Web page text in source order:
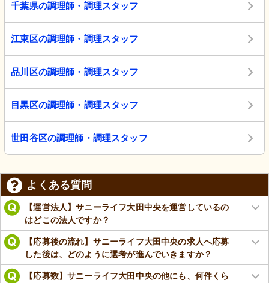
千葉県の調理師・調理スタッフ
江東区の調理師・調理スタッフ
品川区の調理師・調理スタッフ
目黒区の調理師・調理スタッフ
世田谷区の調理師・調理スタッフ
よくある質問
【運営法人】サニーライフ大田中央を運営しているの
はどこの法人ですか？
【応募後の流れ】サニーライフ大田中央の求人へ応募
した後は、どのように選考が進んでいきますか？
【応募数】サニーライフ大田中央の他にも、何件くら